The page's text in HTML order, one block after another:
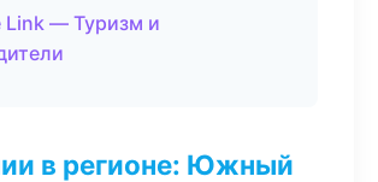
Link — Туризм и
в регионе: Южный